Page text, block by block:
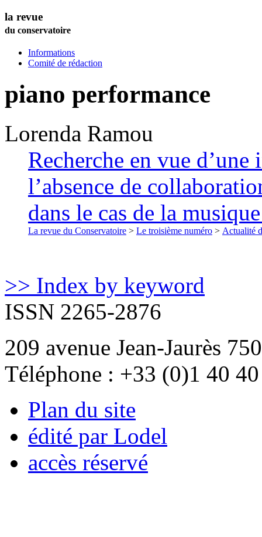
la revue
du conservatoire
Informations
Comité de rédaction
piano performance
Lorenda Ramou
Recherche en vue
l’absence de
dans le cas de la
La revue du Conservatoire > Le troisième numéro > Actualité
>> Index by keyword
ISSN 2265-2876
209 avenue Jean-Jaurès
Téléphone : +33 (0)1 40
Plan du site
édité par Lodel
accès réservé